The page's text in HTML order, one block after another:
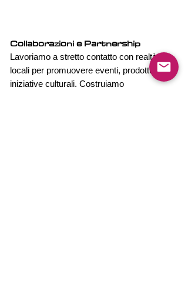
Collaborazioni e Partnership
Lavoriamo a stretto contatto con realtà
locali per promuovere eventi, prodotti e
iniziative culturali. Costruiamo